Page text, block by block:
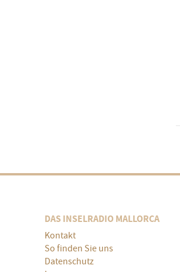
DAS INSELRADIO MALLORCA
Kontakt
So finden Sie uns
Datenschutz